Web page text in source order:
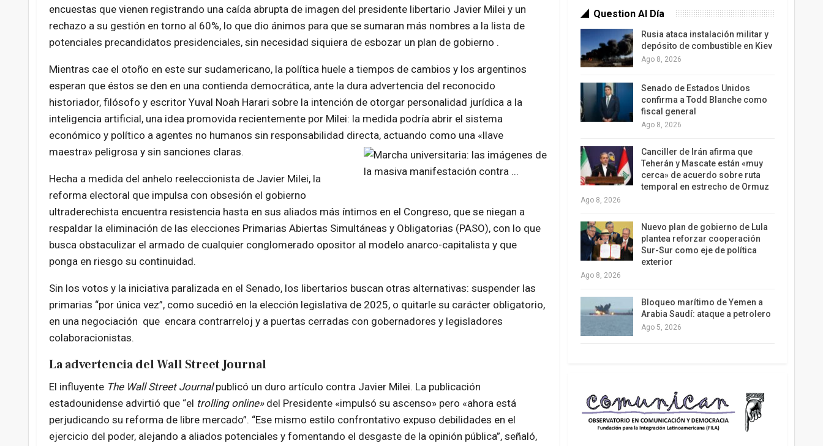
encuestas que vienen registrando una caída abrupta de imagen del presidente libertario Javier Milei y un
rechazo a su gestión en torno al 60%, lo que dio ánimos para que se sumaran más nombres a la lista de
potenciales precandidatos presidenciales, sin necesidad siquiera de esbozar un plan de gobierno .
Mientras cae el otoño en este sur sudamericano, la política huele a tiempos de cambios y los argentinos
esperan que éstos se den en una contienda democrática, ante la dura advertencia del reconocido
historiador, filósofo y escritor Yuval Noah Harari sobre la intención de otorgar personalidad jurídica a la
inteligencia artificial, una idea promovida recientemente por Milei: la medida podría abrir el sistema
económico y político a agentes no humanos sin responsabilidad directa, actuando como una «llave
maestra» peligrosa y sin sanciones claras.
Hecha a medida del anhelo reeleccionista de Javier Milei, la
reforma electoral que impulsa con obsesión el gobierno
ultraderechista encuentra resistencia hasta en sus aliados más íntimos en el Congreso, que se niegan a
respaldar la eliminación de las elecciones Primarias Abiertas Simultáneas y Obligatorias (PASO), con lo que
busca obstaculizar el armado de cualquier conglomerado opositor al modelo anarco-capitalista y que
ponga en riesgo su continuidad.
Sin los votos y la iniciativa paralizada en el Senado, los libertarios buscan otras alternativas: suspender las
primarias “por única vez”, como sucedió en la elección legislativa de 2025, o quitarle su carácter obligatorio,
en una negociación que encara contrarreloj y a puertas cerradas con gobernadores y legisladores
colaboracionistas.
La advertencia del Wall Street Journal
El influyente The Wall Street Journalpublicó un duro artículo contra Javier Milei. La publicación
estadounidense advirtió que “el trolling online»del Presidente «impulsó su ascenso» pero «ahora está
perjudicando su reforma de libre mercado”. “Ese mismo estilo confrontativo expuso debilidades en el
ejercicio del poder, alejando a aliados potenciales y fomentando el desgaste de la opinión pública”, señaló,
Question Al Día
Rusia ataca instalación militar y
depósito de combustible en Kiev
Ago 8, 2026
Senado de Estados Unidos
confirma a Todd Blanche como
fiscal general
Ago 8, 2026
Canciller de Irán afirma que
Teherán y Mascate están «muy
cerca» de acuerdo sobre ruta
temporal en estrecho de Ormuz
Ago 8, 2026
Nuevo plan de gobierno de Lula
plantea reforzar cooperación
Sur-Sur como eje de política
exterior
Ago 8, 2026
Bloqueo marítimo de Yemen a
Arabia Saudí: ataque a petrolero
Ago 5, 2026